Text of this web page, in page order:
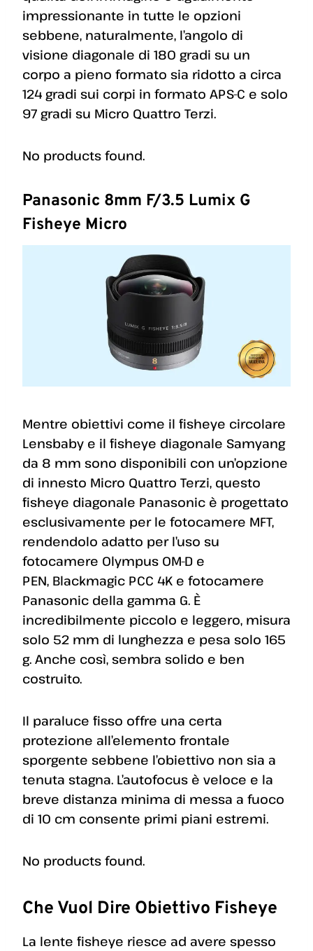
impressionante in tutte le opzioni
sebbene, naturalmente, l’angolo di
visione diagonale di 180 gradi su un
corpo a pieno formato sia ridotto a circa
124 gradi sui corpi in formato APS-C e solo
97 gradi su Micro Quattro Terzi.
No products found.
Panasonic 8mm F/3.5 Lumix G
Fisheye Micro
Mentre obiettivi come il fisheye circolare
Lensbaby e il fisheye diagonale Samyang
da 8 mm sono disponibili con un’opzione
di innesto Micro Quattro Terzi, questo
fisheye diagonale Panasonic è progettato
esclusivamente per le fotocamere MFT,
rendendolo adatto per l’uso su
fotocamere Olympus OM-D e
PEN, Blackmagic PCC 4K e fotocamere
Panasonic della gamma G. È
incredibilmente piccolo e leggero, misura
solo 52 mm di lunghezza e pesa solo 165
g. Anche così, sembra solido e ben
costruito.
Il paraluce fisso offre una certa
protezione all’elemento frontale
sporgente sebbene l’obiettivo non sia a
tenuta stagna. L’autofocus è veloce e la
breve distanza minima di messa a fuoco
di 10 cm consente primi piani estremi.
No products found.
Che Vuol Dire Obiettivo Fisheye
La lente fisheye riesce ad avere spesso